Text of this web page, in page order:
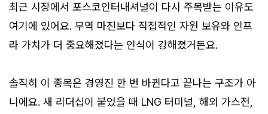
최근 시장에서 포스코인터내셔널이 다시 주목받는 이유도
여기에 있어요. 무역 마진보다 직접적인 자원 보유와 인프
라 가치가 더 중요해졌다는 인식이 강해졌거든요.
솔직히 이 종목은 경영진 한 번 바뀐다고 끝나는 구조가 아
니에요. 새 리더십이 붙었을 때 LNG 터미널, 해외 가스전,